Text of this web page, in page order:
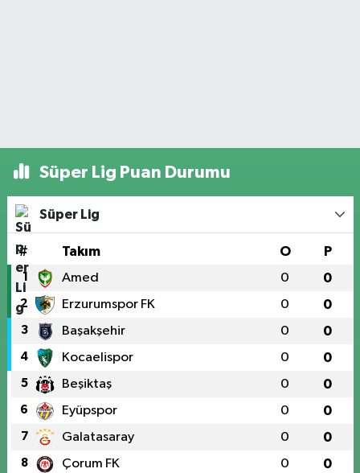
Süper Lig Puan Durumu
Süper Lig
# Takım O P
1 Amed 0 0
2 Erzurumspor FK 0 0
3 Başakşehir 0 0
4 Kocaelispor 0 0
5 Beşiktaş 0 0
6 Eyüpspor 0 0
7 Galatasaray 0 0
8 Çorum FK 0 0